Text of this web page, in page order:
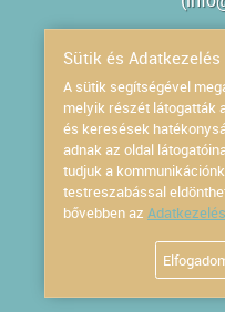
Sütik és Adatkezelés
A sütik segítségével
melyik részét látogatták
és keresések
adnak az oldal
tudjuk a
testreszabással
bővebben az